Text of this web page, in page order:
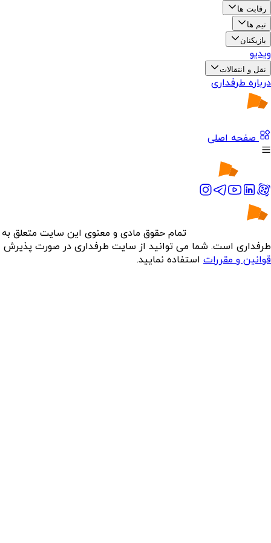
رقابت ها
تیم ها
بازیکنان
ویدیو
نقل و انتقالات
درباره طرفداری
صفحه اصلی
تمام حقوق مادی و معنوی این سایت متعلق به
طرفداری است. شما می توانید از سایت طرفداری در صورت پذیرش
قوانین و مقررات استفاده نمایید.